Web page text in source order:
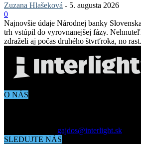
Zuzana Hlašeková - 5. augusta 2026
0
Najnovšie údaje Národnej banky
trh vstúpil do vyrovnanejšej fázy.
zdraželi aj počas druhého štvrťroka, no
O NÁS
gajdos@interlight.sk
SLEDUJTE NÁS